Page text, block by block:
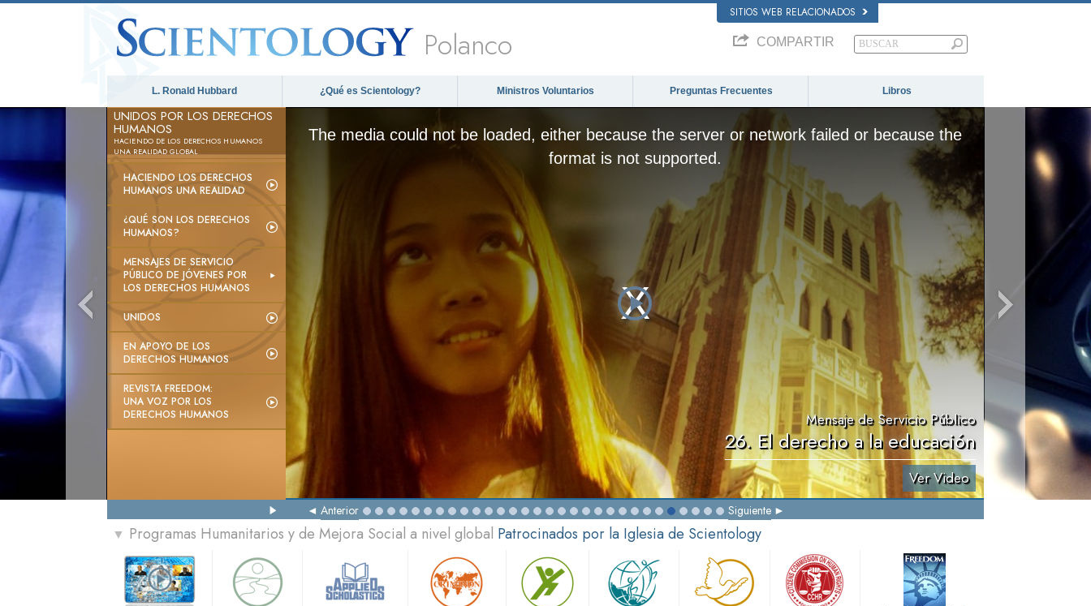
SITIOS WEB RELACIONADOS
Polanco COMPARTIR
L. Ronald Hubbard ¿Qué es Scientology? Ministros Voluntarios Preguntas Frecuentes Libros
UNIDOS POR LOS DERECHOS
HUMANOS
HACIENDO DE LOS DERECHOS HUMANOS
UNA REALIDAD GLOBAL
HACIENDO LOS DERECHOS
HUMANOS UNA REALIDAD
¿QUÉ SON LOS DERECHOS
HUMANOS?
MENSAJES DE SERVICIO
PÚBLICO DE JÓVENES POR
LOS DERECHOS HUMANOS
UNIDOS
EN APOYO DE LOS
DERECHOS HUMANOS
REVISTA FREEDOM:
UNA VOZ POR LOS
DERECHOS HUMANOS
The media could not be loaded, either because the server or network failed or because the
format is not supported.
Mensaje de Servicio Público
26. El derecho a la educación
Ver Video
Anterior Siguiente
▼ Programas Humanitarios y de Mejora Social a nivel global Patrocinados por la Iglesia de Scientology